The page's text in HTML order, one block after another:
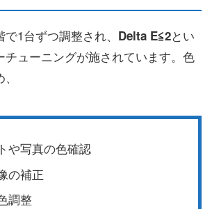
1台ずつ調整され、 Delta E≦2とい
チューニングが施されています。色
や写真の色確認
の補正
調整